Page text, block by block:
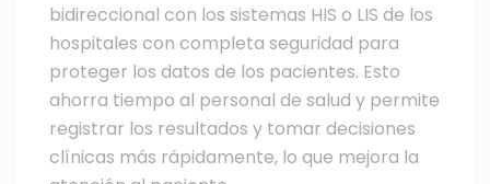
bidireccional con los sistemas HIS o LIS de los
hospitales con completa seguridad para
proteger los datos de los pacientes. Esto
ahorra tiempo al personal de salud y permite
registrar los resultados y tomar decisiones
clínicas más rápidamente, lo que mejora la